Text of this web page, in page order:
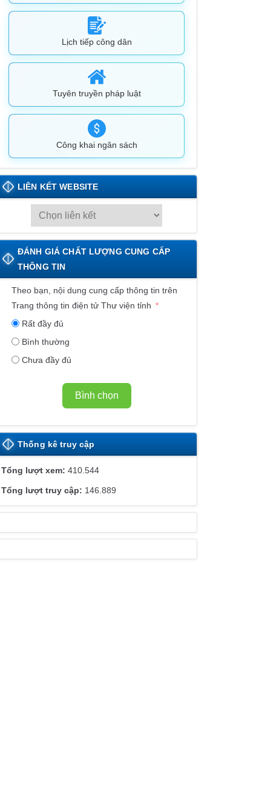
Lịch tiếp công dân
Tuyên truyền pháp luật
Công khai ngân sách
LIÊN KẾT WEBSITE
I
Ê
N
K
Ế
B
S
ĐÁNH GIÁ CHẤT LƯỢNG CUNG CẤP
THÔNG TIN
Theo bạn, nội dung cung cấp thông tin trên
Trang thông tin điện tử Thư viện tỉnh
Rất đầy đủ
Bình thường
Chưa đầy đủ
Bình chọn
Thống kê truy cập
410.544
146.889